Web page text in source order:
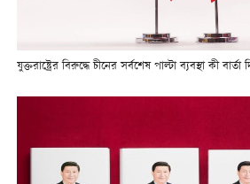
যুক্তরাষ্ট্রের বিরুদ্ধে চীনের সর্বশেষ পাল্টা ব্যবস্থা কী বার্তা